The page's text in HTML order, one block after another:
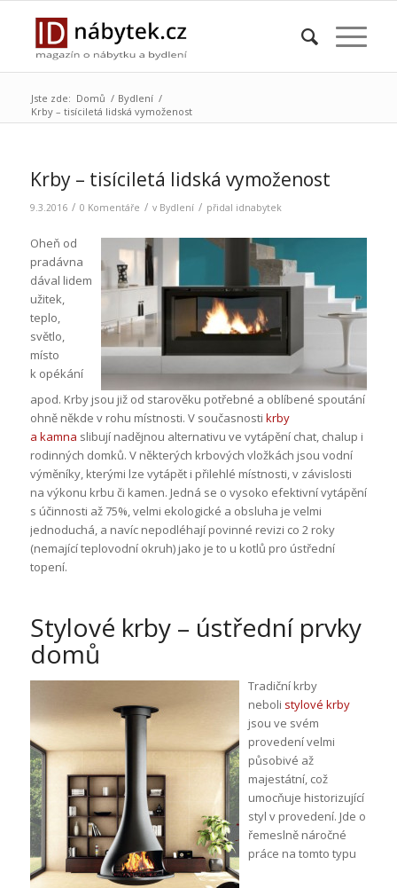
Jste zde: Domů / Bydlení /
Krby – tisíciletá lidská vymoženost
Krby – tisíciletá lidská vymoženost
9.3.2016 / 0 Komentáře / v Bydlení / přidal idnabytek
Oheň od
pradávna
dával lidem
užitek,
teplo,
světlo,
místo
k opékání
apod. Krby jsou již od starověku potřebné a oblíbené spoutání
ohně někde v rohu místnosti. V současnosti krby
a kamna slibují nadějnou alternativu ve vytápění chat, chalup i
rodinných domků. V některých krbových vložkách jsou vodní
výměníky, kterými lze vytápět i přilehlé místnosti, v závislosti
na výkonu krbu či kamen. Jedná se o vysoko efektivní vytápění
s účinnosti až 75%, velmi ekologické a obsluha je velmi
jednoduchá, a navíc nepodléhají povinné revizi co 2 roky
(nemající teplovodní okruh) jako je to u kotlů pro ústřední
topení.
Stylové krby – ústřední prvky
domů
Tradiční krby
neboli stylové krby
jsou ve svém
provedení velmi
působivé až
majestátní, což
umocňuje historizující
styl v provedení. Jde o
řemeslně náročné
práce na tomto typu